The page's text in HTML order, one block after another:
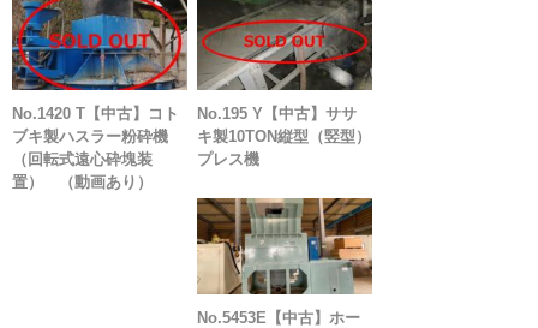
No.1420 T【中古】コト
ブキ製ハスラー粉砕機
（回転式遠心砕塊装
置） （動画あり）
No.195 Y【中古】ササ
キ製10TON縦型（竪型）
プレス機
No.5453E【中古】ホー